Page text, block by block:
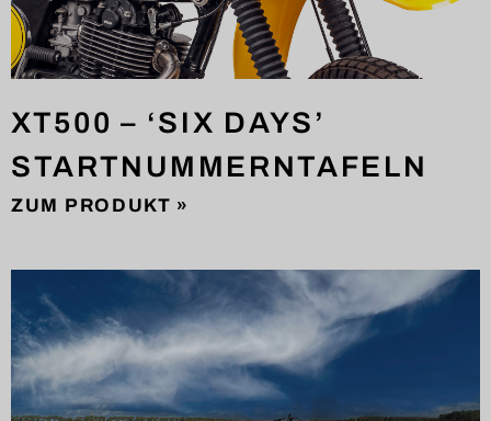
XT500 – ‘SIX DAYS’
STARTNUMMERNTAFELN
ZUM PRODUKT »